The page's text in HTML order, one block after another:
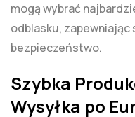
mogą wybrać
odblasku, zapewniając
bezpieczeństwo.
Szybka
Wysyłka po